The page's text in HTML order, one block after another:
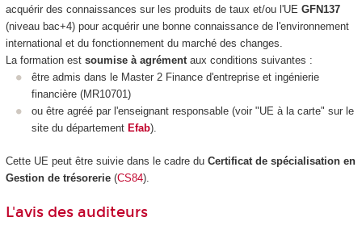
acquérir des connaissances sur les produits de taux et/ou l'UE GFN137
(niveau bac+4) pour acquérir une bonne connaissance de l'environnement
international et du fonctionnement du marché des changes.
La formation est soumise à agrémentaux conditions suivantes :
être admis dans le Master 2 Finance d'entreprise et ingénierie
financière (MR10701)
ou être agréé par l'enseignant responsable (voir "UE à la carte" sur le
site du département Efab).
Cette UE peut être suivie dans le cadre du Certificat de spécialisation en
Gestion de trésorerie(CS84).
L'avis des auditeurs